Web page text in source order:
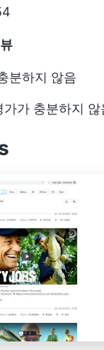
분하지 않음
가가 충분하지 않